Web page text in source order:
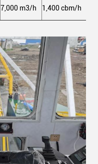
7,000 m3/h 1,400 cbm/h